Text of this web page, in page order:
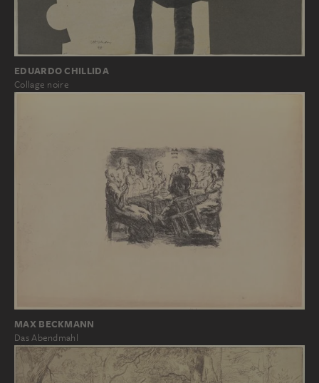
EDUARDO CHILLIDA
Collage noire
MAX BECKMANN
Das Abendmahl